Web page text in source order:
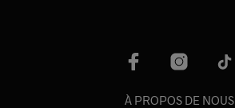
À PROPOS DE NOUS